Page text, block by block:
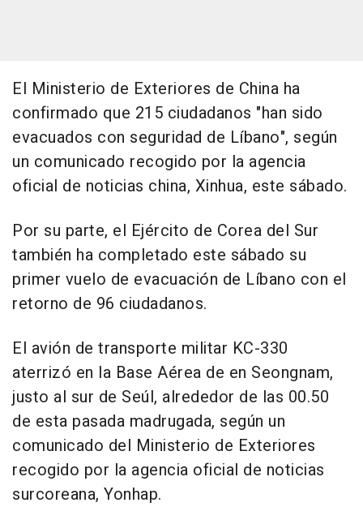
El Ministerio de Exteriores de China ha
confirmado que 215 ciudadanos "han sido
evacuados con seguridad de Líbano", según
un comunicado recogido por la agencia
oficial de noticias china, Xinhua, este sábado.
Por su parte, el Ejército de Corea del Sur
también ha completado este sábado su
primer vuelo de evacuación de Líbano con el
retorno de 96 ciudadanos.
El avión de transporte militar KC-330
aterrizó en la Base Aérea de en Seongnam,
justo al sur de Seúl, alrededor de las 00.50
de esta pasada madrugada, según un
comunicado del Ministerio de Exteriores
recogido por la agencia oficial de noticias
surcoreana, Yonhap.